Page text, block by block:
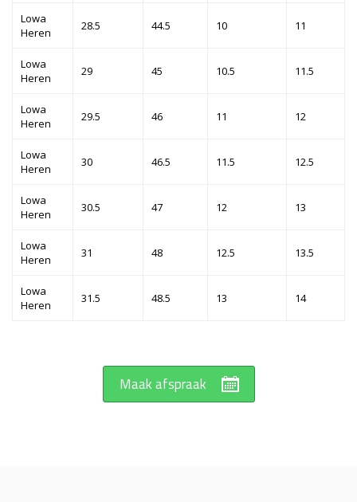
Lowa
Heren
28.5 44.5 10 11
Lowa
Heren
29 45 10.5 11.5
Lowa
Heren
29.5 46 11 12
Lowa
Heren
30 46.5 11.5 12.5
Lowa
Heren
30.5 47 12 13
Lowa
Heren
31 48 12.5 13.5
Lowa
Heren
31.5 48.5 13 14
Maak afspraak